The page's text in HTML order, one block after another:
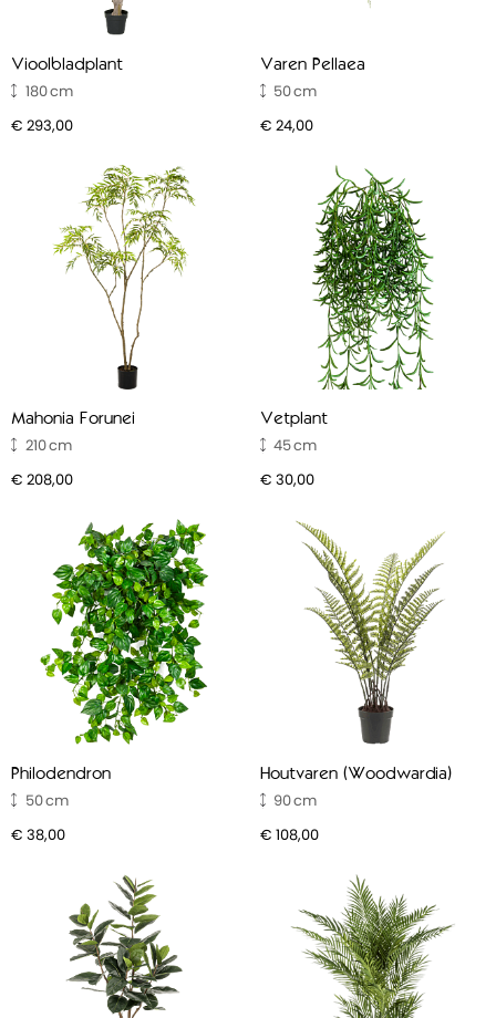
Vioolbladplant
180
€ 293,00
Varen Pellaea
50
€ 24,00
Mahonia Forunei
210
€ 208,00
Vetplant
45
€ 30,00
Philodendron
50
€ 38,00
Houtvaren (Woodwardia)
90
€ 108,00